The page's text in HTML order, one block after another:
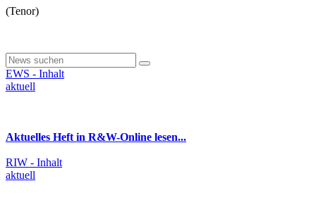
(Tenor)
EWS - Inhalt
aktuell
Aktuelles Heft in R&W-Online lesen...
RIW - Inhalt
aktuell